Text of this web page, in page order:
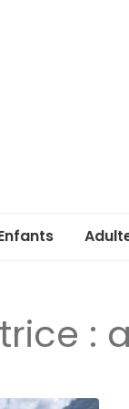
Stage été 2026
: